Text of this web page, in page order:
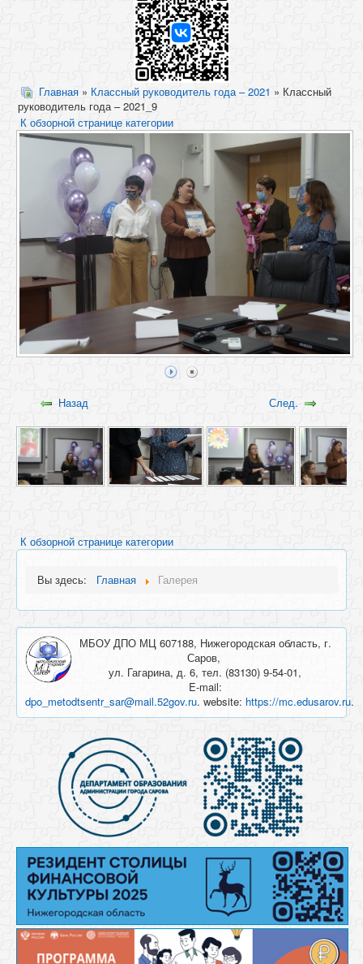
Главная » Классный руководитель года – 2021 » Классный
руководитель года – 2021_9
К обзорной странице категории
Назад След.
К обзорной странице категории
Вы здесь: Главная Галерея
МБОУ ДПО МЦ 607188, Нижегородская область, г.
Саров,
ул. Гагарина, д. 6, тел. (83130) 9-54-01,
E-mail:
dpo_metodtsentr_sar@mail.52gov.ru. website: https://mc.edusarov.ru.